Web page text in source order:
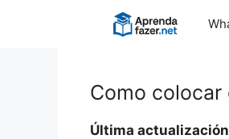
Como
Última